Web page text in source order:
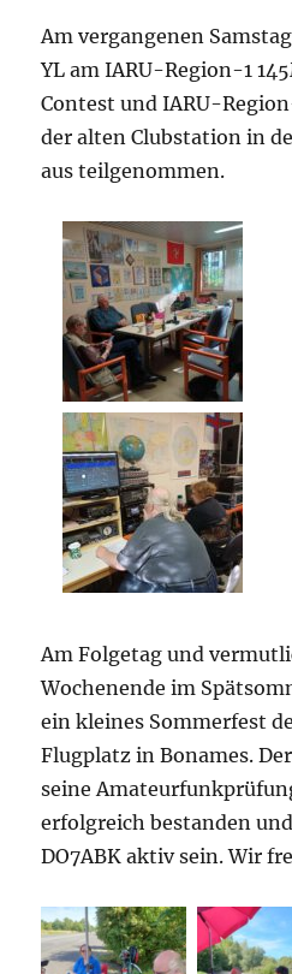
Am vergangenen
YL am IARU-Region-1
Contest und IARU-
der alten Clubstation in
aus teilgenommen.
Am Folgetag und
Wochenende im
ein kleines Sommerfest
Flugplatz in Bonames.
seine
erfolgreich bestanden
DO7ABK aktiv sein. Wir